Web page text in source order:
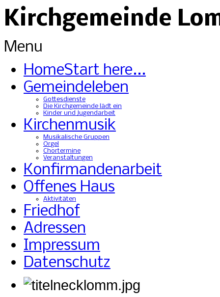
Kirchgemeinde
Menu
HomeStart here...
Gemeindeleben
Gottesdienste
Die Kirchgemeinde lädt ein
Kinder und Jugendarbeit
Kirchenmusik
Musikalische Gruppen
Orgel
Chortermine
Veranstaltungen
Konfirmandenarbeit
Offenes Haus
Aktivitäten
Friedhof
Adressen
Impressum
Datenschutz